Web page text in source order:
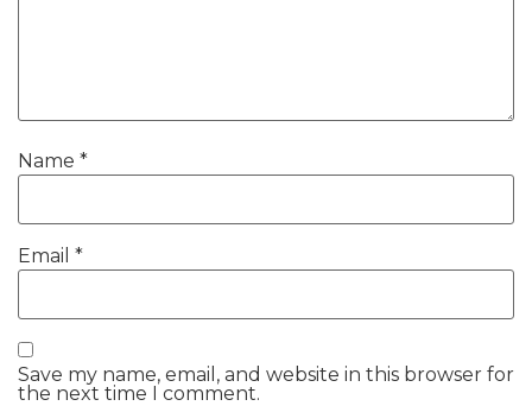
Name *
Email *
Save my name, email, and website in this browser for
the next time I comment.